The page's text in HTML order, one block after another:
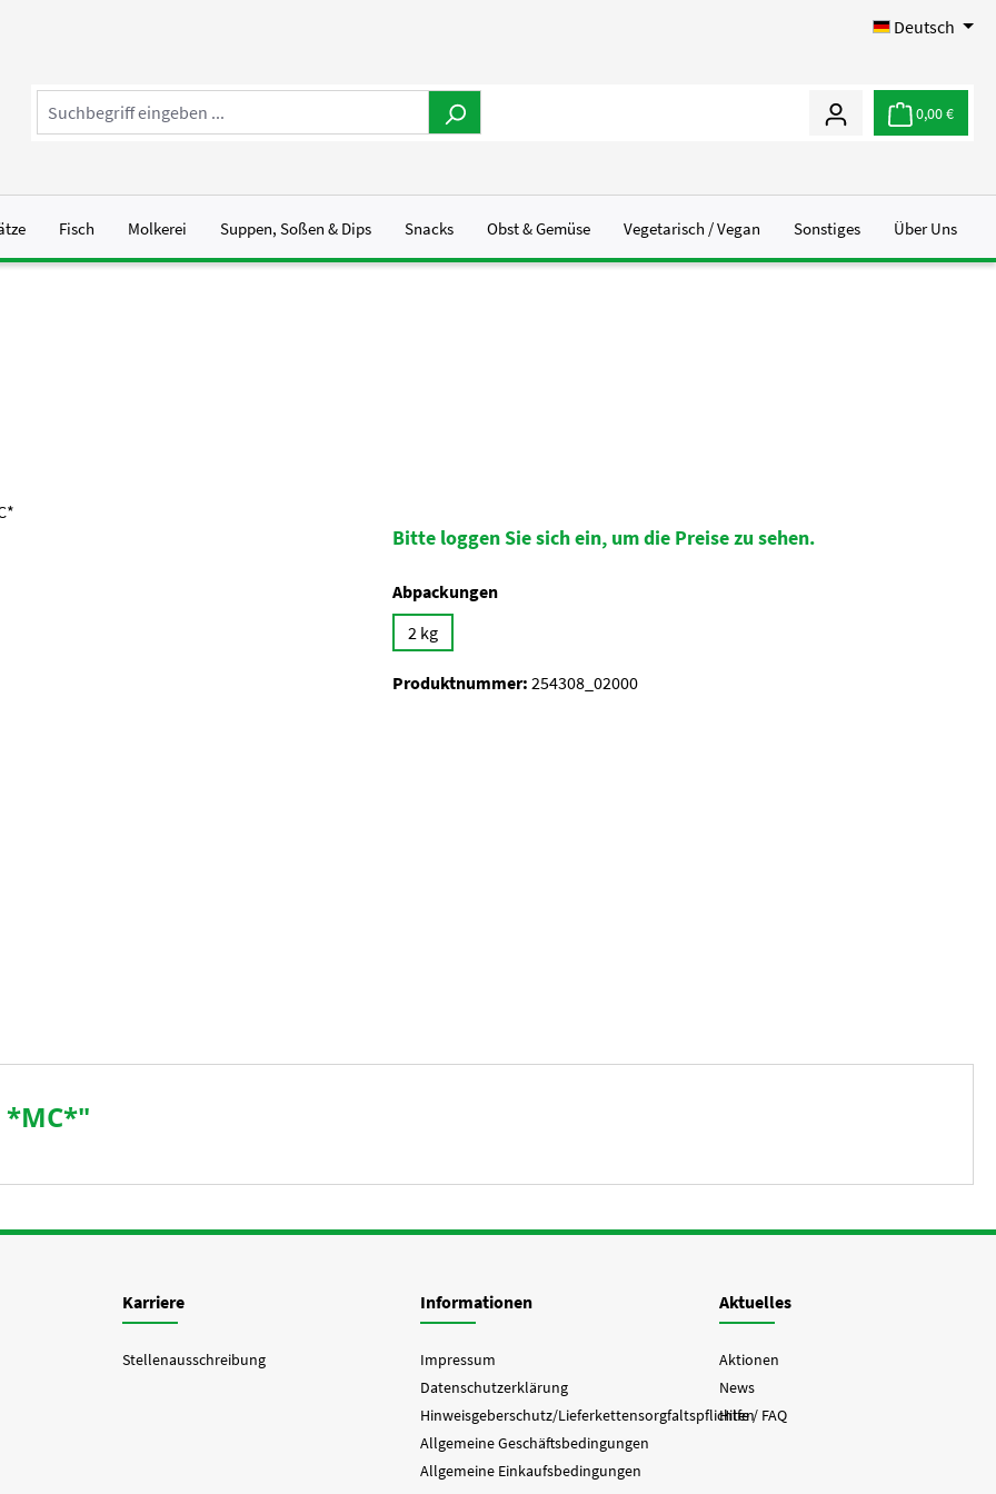
Deutsch
0,00 €
Fisch Molkerei Suppen, Soßen & Dips Snacks Obst & Gemüse Vegetarisch / Vegan Sonstiges Über Uns
Bitte loggen Sie sich ein, um die Preise zu sehen.
Abpackungenauswählen
2 kg
Produktnummer: 254308_02000
Karriere
Stellenausschreibung
Informationen
Impressum
Datenschutzerklärung
Hinweisgeberschutz/Lieferkettensorgfaltspflichten
Allgemeine Geschäftsbedingungen
Allgemeine Einkaufsbedingungen
Aktuelles
Aktionen
News
Hilfe / FAQ